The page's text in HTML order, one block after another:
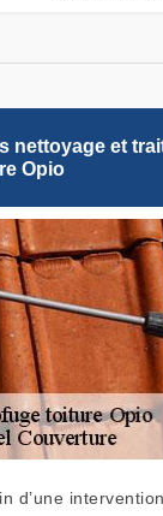
nettoyage et
Opio
d’une